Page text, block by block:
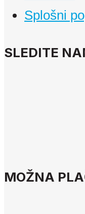
Splošni
SLEDITE
MOŽNA